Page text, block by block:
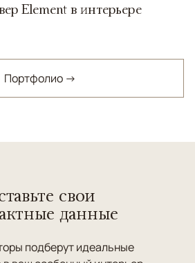
Element в интерьере
Портфолио →
свои
данные
подберут идеальные